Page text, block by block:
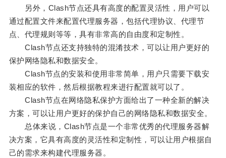
另外，Clash节点还具有高度的配置灵活性，用户可以
通过配置文件来配置代理服务器，包括代理协议、代理节
点、代理规则等等，具有非常高的自由度和定制性。
Clash节点还支持独特的混淆技术，可以让用户更好的
保护网络隐私和数据安全。
Clash节点的安装和使用非常简单，用户只需要下载安
装相应的软件，然后根据教程来进行配置就可以了。
Clash节点在网络隐私保护方面给出了一种全新的解决
方案，可以让用户更好的保护自己的网络隐私和数据安全。
总体来说，Clash节点是一个非常优秀的代理服务器解
决方案，它具有高度的灵活性和定制性，可以让用户根据自
己的需求来构建代理服务器。